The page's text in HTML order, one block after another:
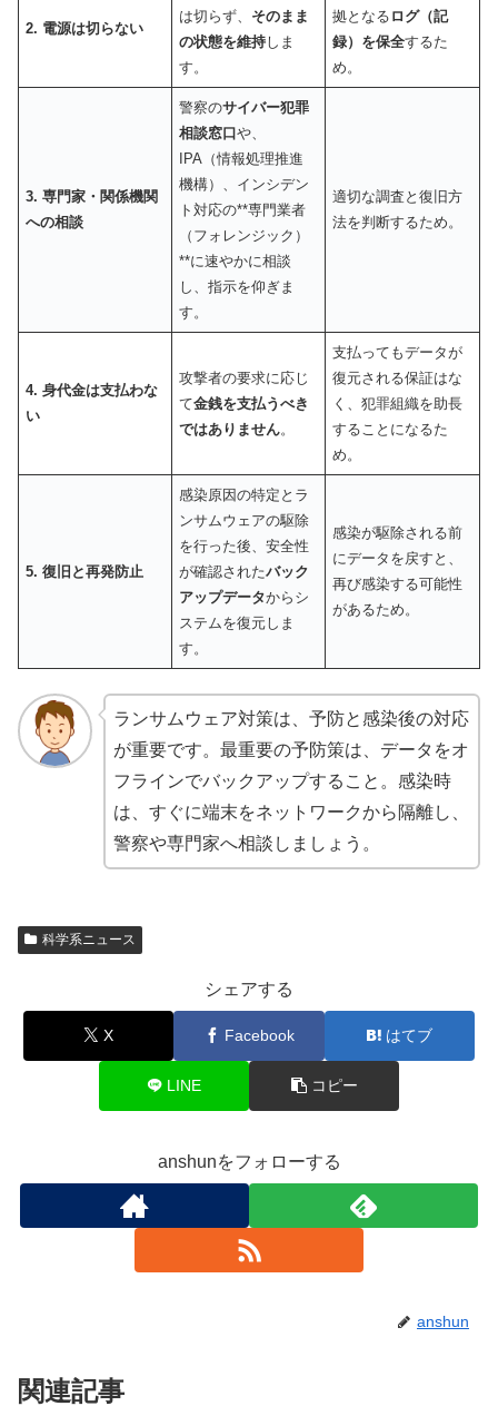
2. 電源は切らない
は切らず、 そのまま
の状態を維持しま
す。
拠となる ログ（記
録）を保全するた
め。
3. 専門家・関係機関
への相談
警察のサイバー犯罪
相談窓口や、
IPA（情報処理推進
機構）、インシデン
ト対応の**専門業者
（フォレンジック）
**に速やかに相談
し、指示を仰ぎま
す。
適切な調査と復旧方
法を判断するため。
4. 身代金は支払わな
い
攻撃者の要求に応じ
て金銭を支払うべき
ではありません。
支払ってもデータが
復元される保証はな
く、犯罪組織を助長
することになるた
め。
5. 復旧と再発防止
感染原因の特定とラ
ンサムウェアの駆除
を行った後、安全性
が確認されたバック
アップデータからシ
ステムを復元しま
す。
感染が駆除される前
にデータを戻すと、
再び感染する可能性
があるため。
ランサムウェア対策は、予防と感染後の対応
が重要です。最重要の予防策は、データをオ
フラインでバックアップすること。感染時
は、すぐに端末をネットワークから隔離し、
警察や専門家へ相談しましょう。
科学系ニュース
シェアする
X Facebook はてブ
LINE コピー
anshunをフォローする
anshun
関連記事